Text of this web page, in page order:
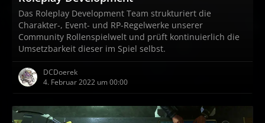
Das Roleplay Development Team strukturiert die
Charakter-, Event- und RP-Regelwerke unserer
Community Rollenspielwelt und prüft kontinuierlich die
Umsetzbarkeit dieser im Spiel selbst.
DCDoerek
4. Februar 2022 um 00:00